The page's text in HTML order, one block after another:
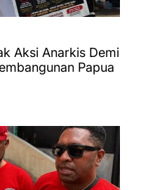
Aksi Anarkis Demi
Papua